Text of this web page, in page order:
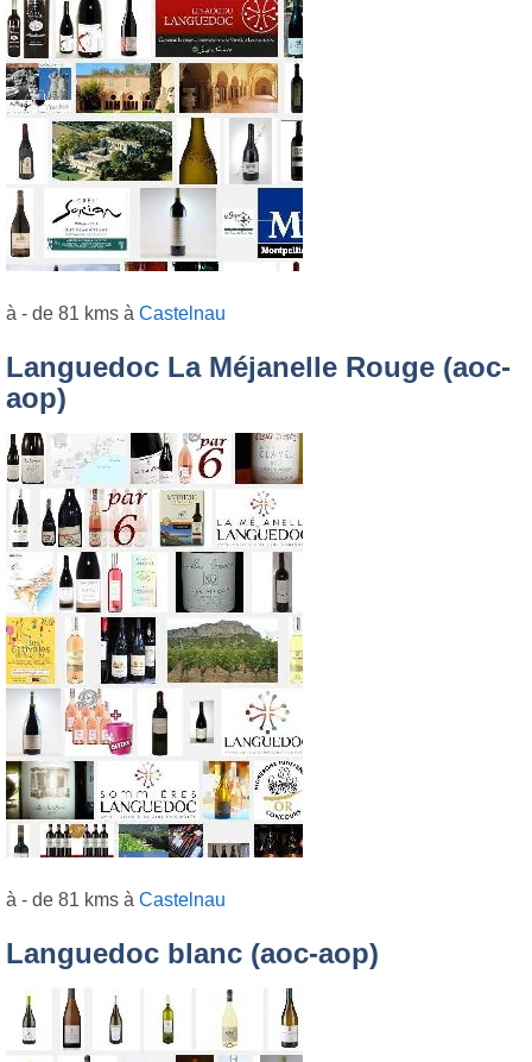
à - de 81 kms à Castelnau
Languedoc La Méjanelle Rouge (aoc-
aop)
à - de 81 kms à Castelnau
Languedoc blanc (aoc-aop)